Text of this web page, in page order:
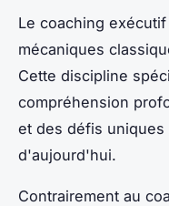
Le coaching
mécaniques
Cette discipline
compréhension
et des défis
d'aujourd'hui.
Contrairement au